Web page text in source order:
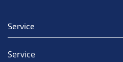
Service
Service